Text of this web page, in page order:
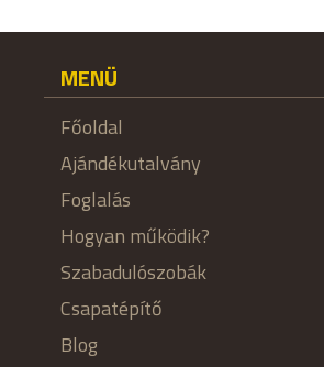
MENÜ
Főoldal
Ajándékutalvány
Foglalás
Hogyan működik?
Szabadulószobák
Csapatépítő
Blog